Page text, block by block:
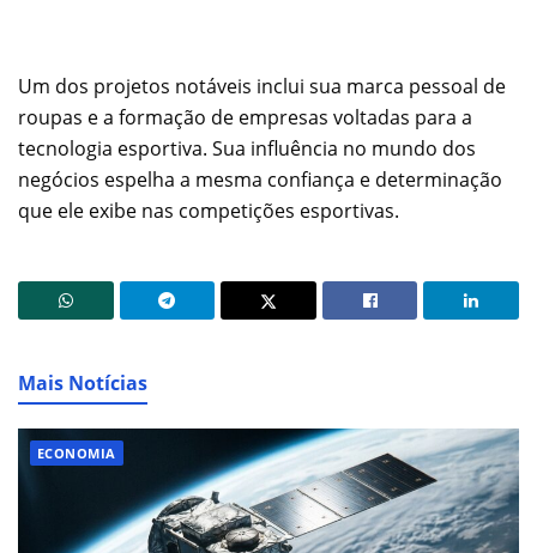
Um dos projetos notáveis inclui sua marca pessoal de
roupas e a formação de empresas voltadas para a
tecnologia esportiva. Sua influência no mundo dos
negócios espelha a mesma confiança e determinação
que ele exibe nas competições esportivas.
Mais Notícias
ECONOMIA